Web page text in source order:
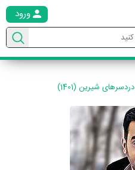
ورود
شیرین (1401)